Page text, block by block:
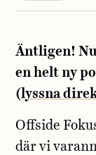
Äntligen!
en helt ny
(lyssna
Offside
där vi